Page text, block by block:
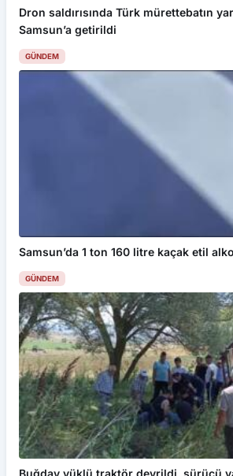
GÜNDEM
Samsun’da 1 ton 160 litre kaçak etil
GÜNDEM
Buğday yüklü traktör devrildi, sürücü
GÜNDEM